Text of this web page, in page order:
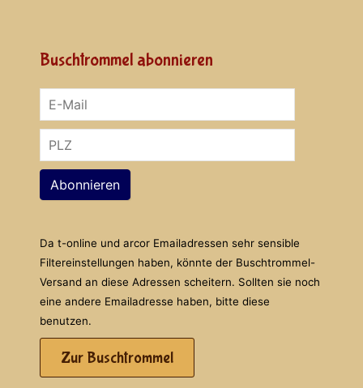
Buschtrommel abonnieren
Abonnieren
Da t-online und arcor Emailadressen sehr sensible
Filtereinstellungen haben, könnte der Buschtrommel-
Versand an diese Adressen scheitern. Sollten sie noch
eine andere Emailadresse haben, bitte diese
benutzen.
Zur Buschtrommel